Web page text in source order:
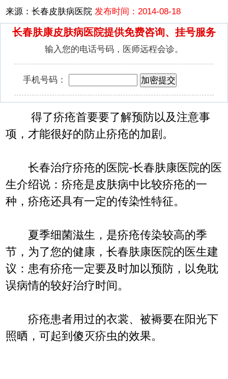
来源：长春皮肤病医院发布时间：2014-08-18
长春肤康皮肤病医院提供免费咨询、挂号服务
输入您的电话号码，医师远程会诊。
手机号码：
得了疥疮首要要了解预防以及注意事
项，才能很好的防止疥疮的加剧。
长春治疗疥疮的医院-长春肤康医院的医
生介绍说：疥疮是皮肤病中比较疥疮的一
种，疥疮还具有一定的传染性特征。
夏季细菌滋生，是疥疮传染较高的季
节，为了您的健康，长春肤康医院的医生建
议：患有疥疮一定要及时加以预防，以免耽
误病情的较好治疗时间。
疥疮患者用过的衣裳、被褥要在阳光下
照晒，可起到傻灭疥虫的效果。